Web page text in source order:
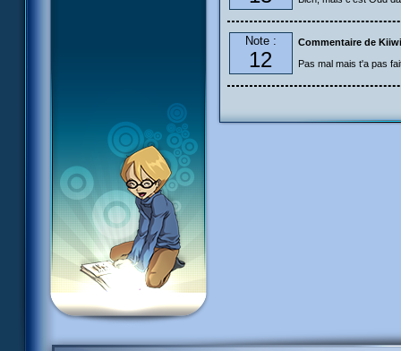
Note :
12
Commentaire de
Pas mal mais t'a pas